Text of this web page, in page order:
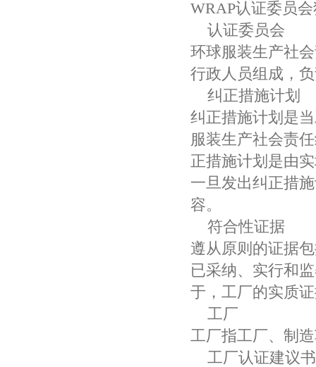
WRAP认证委员
认证委员会
环球服装生产社
行政人员组成，
纠正措施计划
纠正措施计划是
服装生产社会责
正措施计划是由
一旦发出纠正措
容。
符合性证据
遵从原则的证据
已采纳、实行和
于，工厂的实质
工厂
工厂指工厂、制
工厂认证建议书